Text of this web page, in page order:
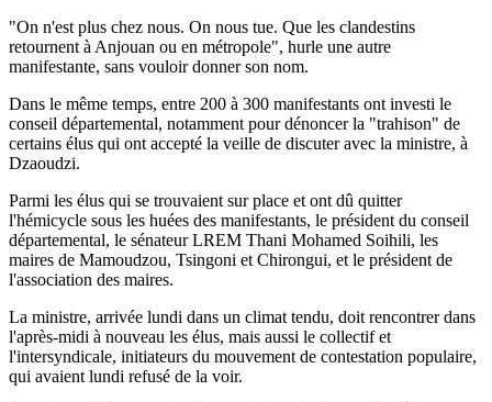
"On n'est plus chez nous. On nous tue. Que les clandestins
retournent à Anjouan ou en métropole", hurle une autre
manifestante, sans vouloir donner son nom.
Dans le même temps, entre 200 à 300 manifestants ont investi le
conseil départemental, notamment pour dénoncer la "trahison" de
certains élus qui ont accepté la veille de discuter avec la ministre, à
Dzaoudzi.
Parmi les élus qui se trouvaient sur place et ont dû quitter
l'hémicycle sous les huées des manifestants, le président du conseil
départemental, le sénateur LREM Thani Mohamed Soihili, les
maires de Mamoudzou, Tsingoni et Chirongui, et le président de
l'association des maires.
La ministre, arrivée lundi dans un climat tendu, doit rencontrer dans
l'après-midi à nouveau les élus, mais aussi le collectif et
l'intersyndicale, initiateurs du mouvement de contestation populaire,
qui avaient lundi refusé de la voir.